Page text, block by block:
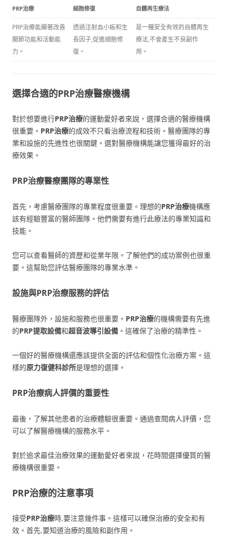
PRP治療 細胞修復 自體再生療法
PRP治療能顯著改善
關節功能和活動能
力。
透過注射血小板和生
長因子,促進細胞修
復。
是一種安全有效的自體再生
療法,不會產生不良副作
用。
選擇合適的PRP治療醫療機構
對於想要進行PRP治療的運動愛好者來說，選擇合適的醫療機構
很重要。 PRP治療的成效不只看治療流程和技術。醫療團隊的專
業和設施的先進性也很關鍵。選對醫療機構能讓您獲得最好的治
療效果。
PRP治療醫療團隊的專業性
首先，考慮醫療團隊的專業程度很重要。理想的PRP治療機構應
該有經驗豐富的醫師團隊。他們需要有進行此療法的專業知識和
技能。
您可以查看醫師的資歷和從業年限。了解他們的成功案例也很重
要。這幫助您評估醫療團隊的專業水準。
設施與PRP治療服務的評估
醫療團隊外，設施和服務也很重要。 PRP治療的機構需要有先進
的PRP提取設備和超音波導引設備 。這確保了治療的精準性。
一個好的醫療機構還應該提供全面的評估和個性化治療方案。這
樣的原力復健科診所是理想的選擇。
PRP治療病人評價的重要性
最後，了解其他患者的治療體驗很重要。通過查閱病人評價，您
可以了解醫療機構的服務水平。
對於追求最佳治療效果的運動愛好者來說，花時間選擇優質的醫
療機構很重要。
PRP治療的注意事項
接受PRP治療時,要注意幾件事。這樣可以確保治療的安全和有
效。首先,要知道治療的風險和副作用。